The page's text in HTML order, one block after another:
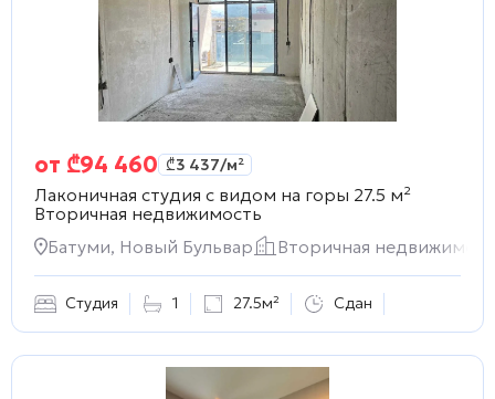
от ₾94 460 ₾3 437/м²
Лаконичная студия с видом на горы 27.5 м²
Вторичная недвижимость
Батуми, Новый Бульвар
Вторичная
Студия 1 27.5м² Сдан